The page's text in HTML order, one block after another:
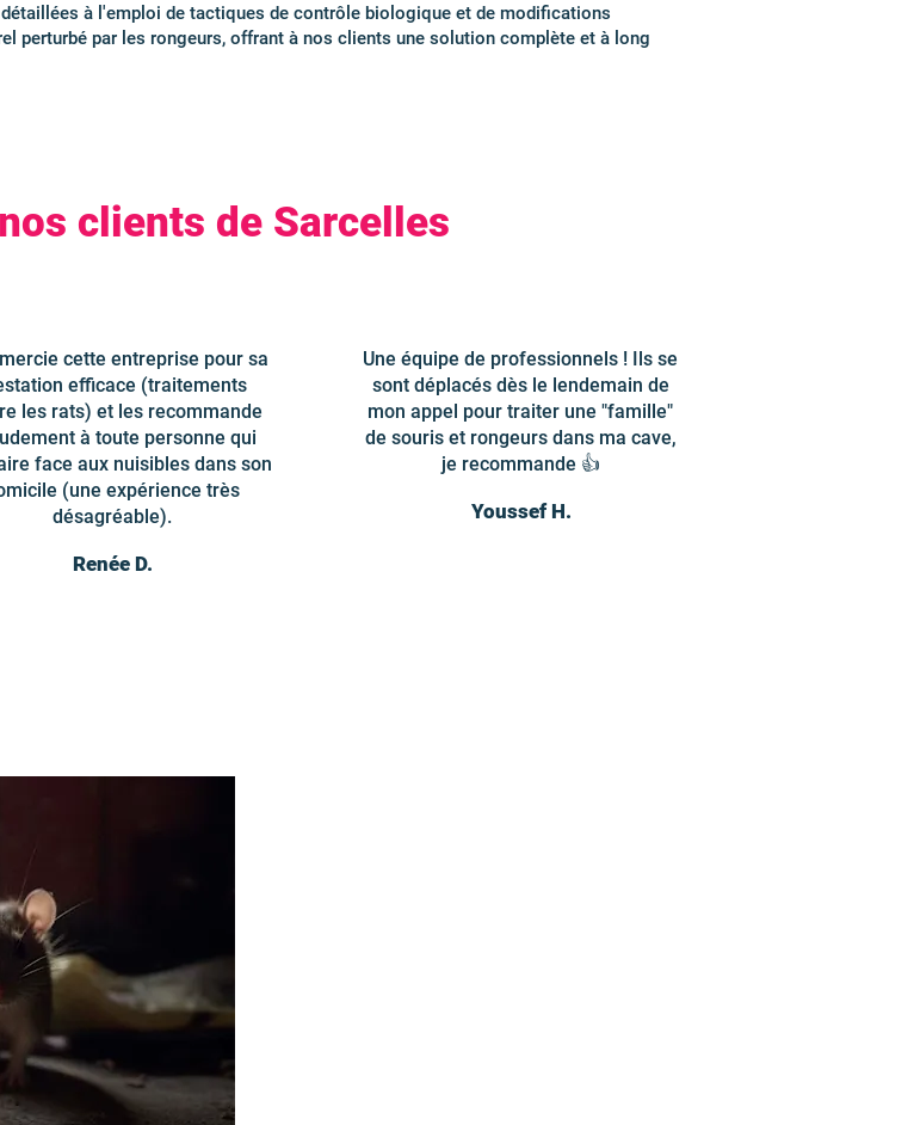
à l'emploi de tactiques de contrôle biologique et de modifications
perturbé par les rongeurs, offrant à nos clients une solution complète et à long
clients de Sarcelles
cette entreprise pour sa
efficace (traitements
les rats) et les recommande
à toute personne qui
face aux nuisibles dans son
(une expérience très
désagréable).
Renée D.
Une équipe de professionnels ! Ils se
sont déplacés dès le lendemain de
mon appel pour traiter une "famille"
de souris et rongeurs dans ma cave,
je recommande 👍
Youssef H.